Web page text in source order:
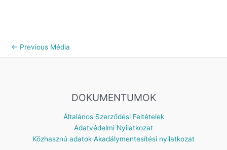
← Previous Média
DOKUMENTUMOK
Általános Szerződési Feltételek
Adatvédelmi Nyilatkozat
Közhasznú adatok Akadálymentesítési nyilatkozat